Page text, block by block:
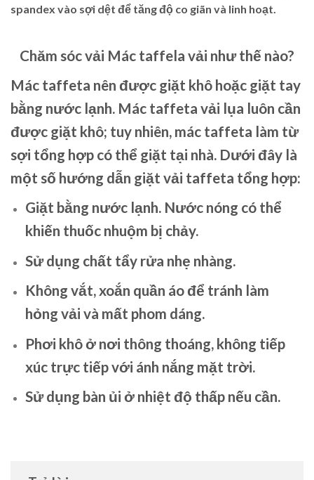
spandex vào sợi dệt để tăng độ co giãn và linh hoạt.
Chăm sócvải Mác taffela vải như thế nào?
Mác taffeta nên được giặt khô hoặc giặt tay
bằng nước lạnh. Mác taffeta vải lụa luôn cần
được giặt khô; tuy nhiên, mác taffeta làm từ
sợi tổng hợp có thể giặt tại nhà. Dưới đây là
một số hướng dẫn giặt vải taffeta tổng hợp:
Giặt bằng nước lạnh. Nước nóng có thể
khiến thuốc nhuộm bị chảy.
Sử dụng chất tẩy rửa nhẹ nhàng.
Không vắt, xoắn quần áo để tránh làm
hỏng vải và mất phom dáng.
Phơi khô ở nơi thông thoáng, không tiếp
xúc trực tiếp với ánh nắng mặt trời.
Sử dụng bàn ủi ở nhiệt độ thấp nếu cần.